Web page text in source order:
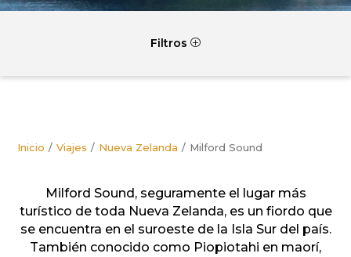
Filtros P
Inicio Viajes Nueva Zelanda Milford Sound
Milford Sound, seguramente el lugar más
turístico de toda Nueva Zelanda, es un fiordo que
se encuentra en el suroeste de la Isla Sur del país.
También conocido como Piopiotahi en maorí,